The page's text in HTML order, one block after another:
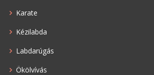
Karate
Kézilabda
Labdarúgás
Ökölvívás